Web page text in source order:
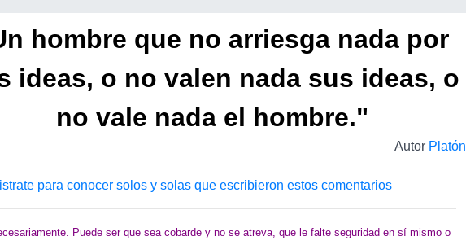
hombre que no arriesga nada por
ideas, o no valen nada sus ideas, o
no vale nada el hombre."
Autor Platón
para conocer solos y solas que escribieron estos comentarios
Puede ser que sea cobarde y no se atreva, que le falte seguridad en sí mismo o